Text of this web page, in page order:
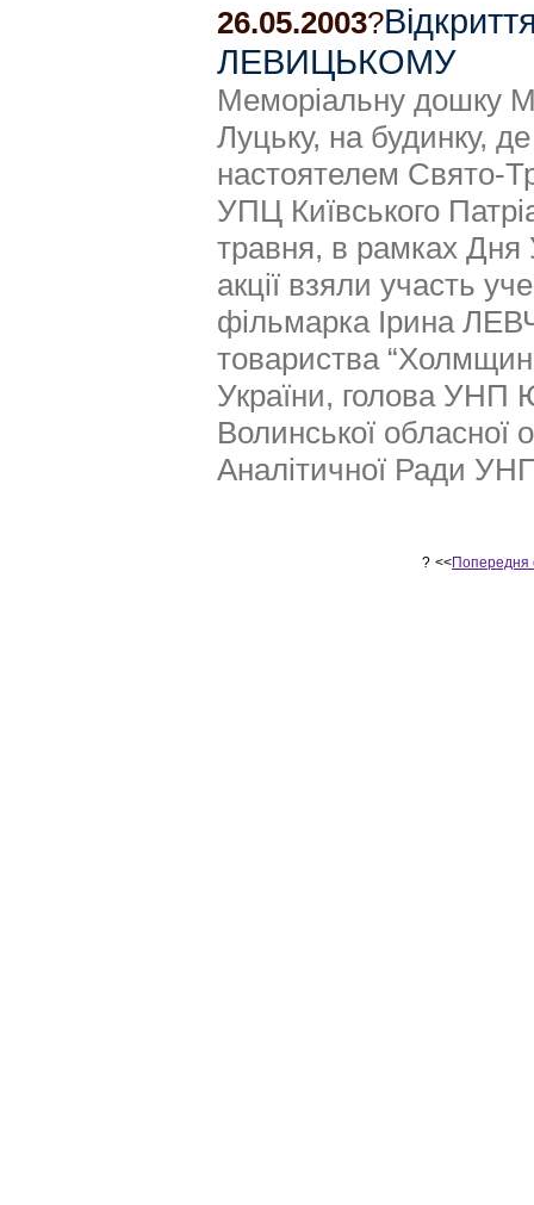
26.05.2003?
ЛЕВИЦЬКОМУ
Меморіальну дошку
Луцьку, на будинку,
настоятелем Свято-
УПЦ Київського
травня, в рамках Дня
акції взяли участь
фільмарка Ірина
товариства
України, голова
Волинської обласної
Аналітичної Ради
? <<Попередня